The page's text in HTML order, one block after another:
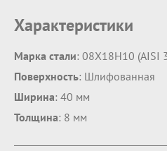
Характеристики
Марка стали: 08Х18Н10 (AISI
Поверхность: Шлифованная
Ширина: 40 мм
Толщина: 8 мм